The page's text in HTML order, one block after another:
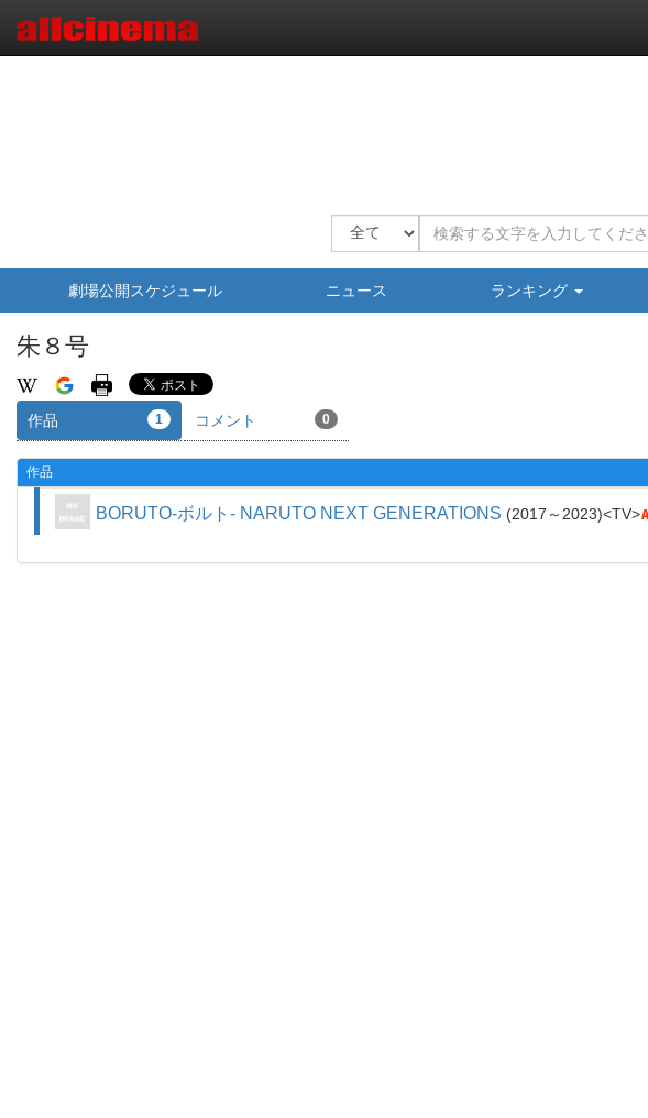
劇場公開スケジュール ニュース ランキング
朱８号
作品 1 コメント 0
作品
BORUTO-ボルト- NARUTO NEXT GENERATIONS 2017～2023 TV